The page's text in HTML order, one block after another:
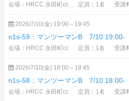
会場：HRCC 永田町cc 定員：1名 受講
2026/7/10(金) 19:00～19:45
n1s-59：マンツーマンB 7/10 19:00-
会場：HRCC 永田町cc 定員：1名 受講
2026/7/10(金) 18:00～18:45
n1s-58：マンツーマンB 7/10 18:00-
会場：HRCC 永田町cc 定員：1名 受講